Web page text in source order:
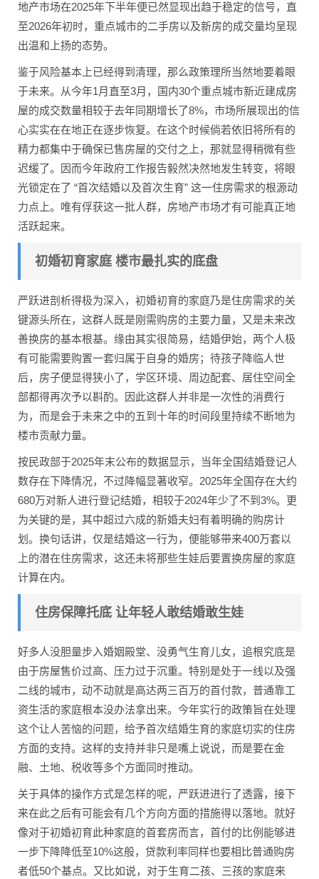
地产市场在2025年下半年便已然显现出趋于稳定的信号，直
至2026年初时，重点城市的二手房以及新房的成交量均呈现
出温和上扬的态势。
鉴于风险基本上已经得到清理，那么政策理所当然地要着眼
于未来。从今年1月直至3月，国内30个重点城市新近建成房
屋的成交数量相较于去年同期增长了8%，市场所展现出的信
心实实在在地正在逐步恢复。在这个时候倘若依旧将所有的
精力都集中于确保已售房屋的交付之上，那就显得稍微有些
迟缓了。因而今年政府工作报告毅然决然地发生转变，将眼
光锁定在了 “首次结婚以及首次生育” 这一住房需求的根源动
力点上。唯有俘获这一批人群，房地产市场才有可能真正地
活跃起来。
初婚初育家庭 楼市最扎实的底盘
严跃进剖析得极为深入，初婚初育的家庭乃是住房需求的关
键源头所在，这群人既是刚需购房的主要力量，又是未来改
善换房的基本根基。缘由其实很简易，结婚伊始，两个人极
有可能需要购置一套归属于自身的婚房；待孩子降临人世
后，房子便显得狭小了，学区环境、周边配套、居住空间全
部都得再次予以斟酌。因此这群人并非是一次性的消费行
为，而是会于未来之中的五到十年的时间段里持续不断地为
楼市贡献力量。
按民政部于2025年末公布的数据显示，当年全国结婚登记人
数存在下降情况，不过降幅显著收窄。2025年全国存在大约
680万对新人进行登记结婚，相较于2024年少了不到3%。更
为关键的是，其中超过六成的新婚夫妇有着明确的购房计
划。换句话讲，仅是结婚这一行为，便能够带来400万套以
上的潜在住房需求，这还未将那些生娃后要置换房屋的家庭
计算在内。
住房保障托底 让年轻人敢结婚敢生娃
好多人没胆量步入婚姻殿堂、没勇气生育儿女，追根究底是
由于房屋售价过高、压力过于沉重。特别是处于一线以及强
二线的城市，动不动就是高达两三百万的首付款，普通靠工
资生活的家庭根本没办法拿出来。今年实行的政策旨在处理
这个让人苦恼的问题，给予首次结婚生育的家庭切实的住房
方面的支持。这样的支持并非只是嘴上说说，而是要在金
融、土地、税收等多个方面同时推动。
关于具体的操作方式是怎样的呢，严跃进进行了透露，接下
来在此之后有可能会有几个方向方面的措施得以落地。就好
像对于初婚初育此种家庭的首套房而言，首付的比例能够进
一步下降降低至10%这般，贷款利率同样也要相比普通购房
者低50个基点。又比如说，对于生育二孩、三孩的家庭来